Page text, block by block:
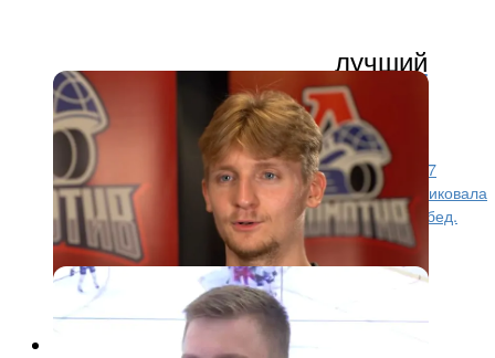
лучший
голкипер КХЛ по проценту
выигранных матчей
5 сентября стартовал 18-й сезон Фонбет КХЛ. За 17
сезонов на лёд выходило 387 вратарей. КХЛ опубликовала
список 25 вратарей с наибольшим количеством побед.
Лучшим по...